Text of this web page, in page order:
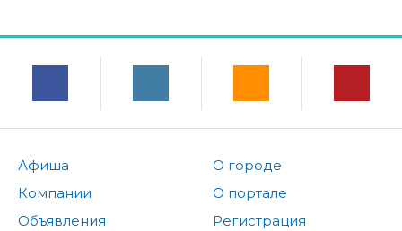
Афиша
Компании
Объявления
О городе
О портале
Регистрация